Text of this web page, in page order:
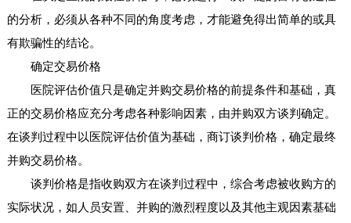
的分析，必须从各种不同的角度考虑，才能避免得出简单的或具
有欺骗性的结论。
确定交易价格
医院评估价值只是确定并购交易价格的前提条件和基础，真
正的交易价格应充分考虑各种影响因素，由并购双方谈判确定。
在谈判过程中以医院评估价值为基础，商订谈判价格，确定最终
并购交易价格。
谈判价格是指收购双方在谈判过程中，综合考虑被收购方的
实际状况，如人员安置、并购的激烈程度以及其他主观因素基础